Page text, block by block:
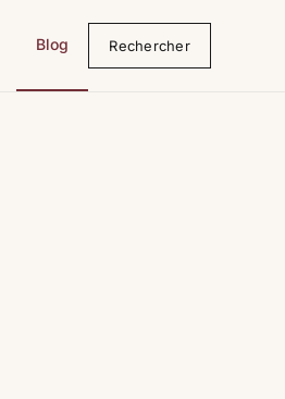
Blog Rechercher